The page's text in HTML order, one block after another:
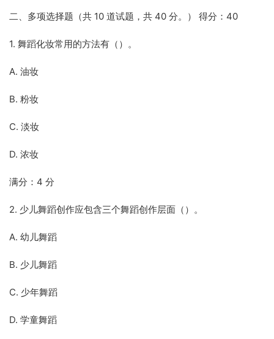
二、多项选择题（共 10 道试题，共 40 分。） 得分：40
1. 舞蹈化妆常用的方法有（）。
A. 油妆
B. 粉妆
C. 淡妆
D. 浓妆
满分：4 分
2. 少儿舞蹈创作应包含三个舞蹈创作层面（）。
A. 幼儿舞蹈
B. 少儿舞蹈
C. 少年舞蹈
D. 学童舞蹈